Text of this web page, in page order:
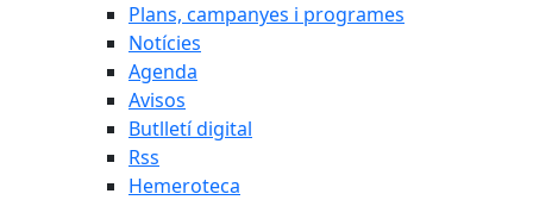
Plans, campanyes i programes
Notícies
Agenda
Avisos
Butlletí digital
Rss
Hemeroteca